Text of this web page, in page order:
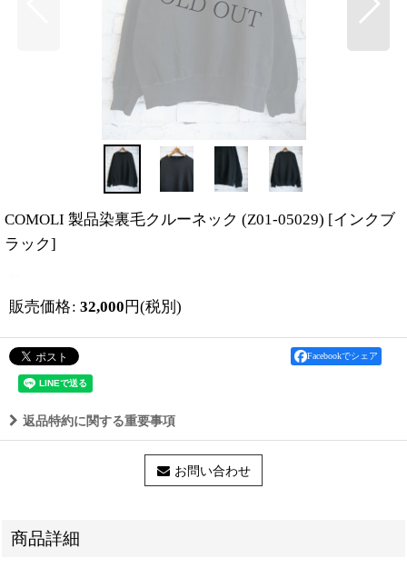
COMOLI 製品染裏毛クルーネック (Z01-05029) [インクブ
ラック]
販売価格: 32,000 円(税別)
Facebookでシェア
返品特約に関する重要事項
お問い合わせ
商品詳細